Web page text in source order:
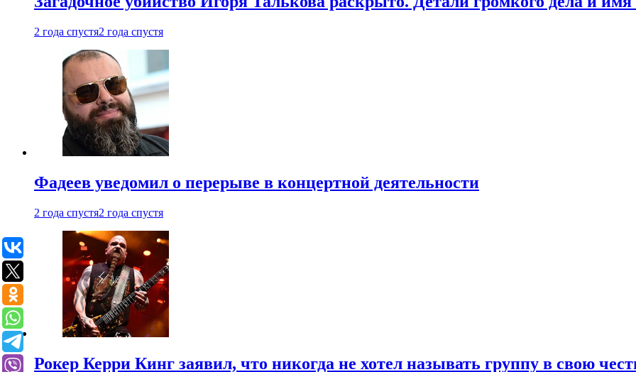
2 года спустя2 года спустя
Фадеев уведомил о перерыве в концертной деятельности
2 года спустя2 года спустя
Рокер Керри Кинг заявил, что никогда не хотел называть группу в свою